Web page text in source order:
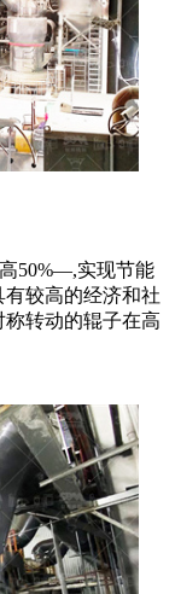
50%—,实现节能
较高的经济和社
转动的辊子在高